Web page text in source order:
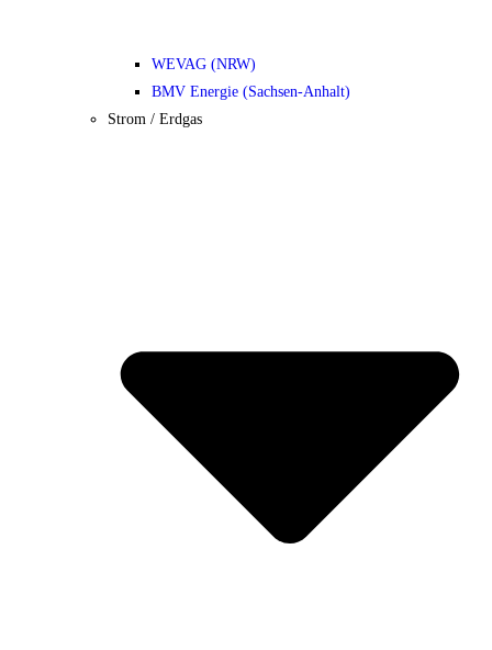
WEVAG (NRW)
BMV Energie (Sachsen-Anhalt)
Strom / Erdgas